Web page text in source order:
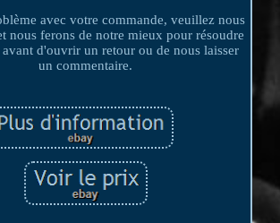
avec votre commande, veuillez nous
nous ferons de notre mieux pour résoudre
d'ouvrir un retour ou de nous laisser
un commentaire.